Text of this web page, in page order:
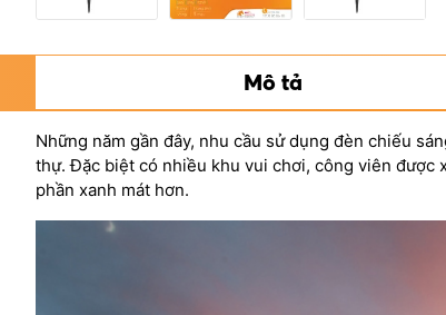
Mô tả
Những năm gần đây, nhu cầu sử dụng đèn chiếu
thự. Đặc biệt có nhiều khu vui chơi, công viên được
phần xanh mát hơn.